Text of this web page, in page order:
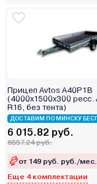
Прицеп Avtos A40P1B
(4000х1500х300 ресс.
R16, без тента)
ДОСТАВИМ ПО МИНСКУ
6 015.82 руб.
6557.24 руб.
от 149 руб. руб./мес.
Еще 4 комплектации